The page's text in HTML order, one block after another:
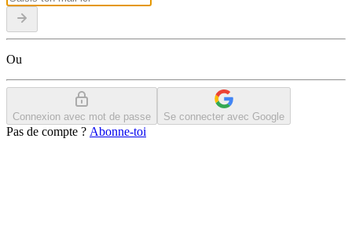
Ou
Connexion avec mot de passe Se connecter avec Google
Pas de compte ? Abonne-toi